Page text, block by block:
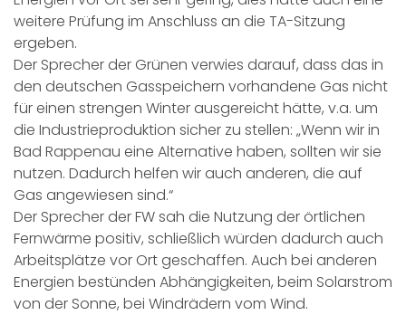
weitere Prüfung im Anschluss an die TA-Sitzung
ergeben.
Der Sprecher der Grünen verwies darauf, dass das in
den deutschen Gasspeichern vorhandene Gas nicht
für einen strengen Winter ausgereicht hätte, v.a. um
die Industrieproduktion sicher zu stellen: „Wenn wir in
Bad Rappenau eine Alternative haben, sollten wir sie
nutzen. Dadurch helfen wir auch anderen, die auf
Gas angewiesen sind.“
Der Sprecher der FW sah die Nutzung der örtlichen
Fernwärme positiv, schließlich würden dadurch auch
Arbeitsplätze vor Ort geschaffen. Auch bei anderen
Energien bestünden Abhängigkeiten, beim Solarstrom
von der Sonne, bei Windrädern vom Wind.